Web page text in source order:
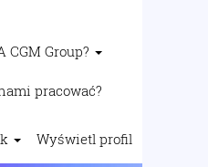
CGM Group?
pracować?
Wyświetl profil